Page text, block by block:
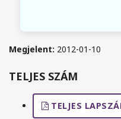
Megjelent: 2012-01-10
TELJES SZÁM
TELJES